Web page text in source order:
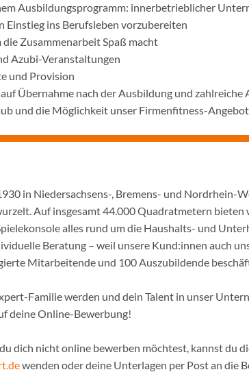
Ausbildungsprogramm: innerbetrieblicher
Einstieg ins Berufsleben vorzubereiten
die Zusammenarbeit Spaß macht
Azubi-Veranstaltungen
und Provision
Übernahme nach der Ausbildung und zahlreiche
und die Möglichkeit unser Firmenfitness-
in Niedersachsens-, Bremens- und Nordrhein-
Auf insgesamt 44.000 Quadratmetern
alles rund um die Haushalts- und
Beratung – weil unsere Kund:innen auch
Mitarbeitende und 100 Auszubildende
Familie werden und dein Talent in unser
deine Online-Bewerbung!
dich nicht online bewerben möchtest, kannst du
wenden oder deine Unterlagen per Post an die